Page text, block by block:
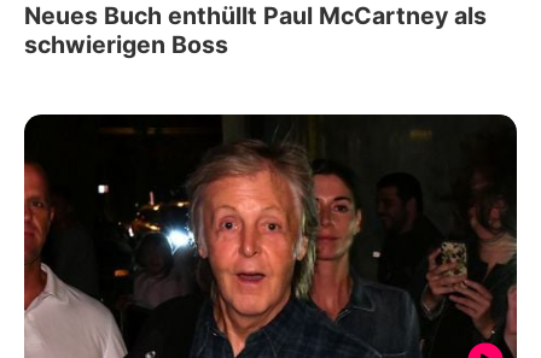
Neues Buch enthüllt Paul McCartney als
schwierigen Boss